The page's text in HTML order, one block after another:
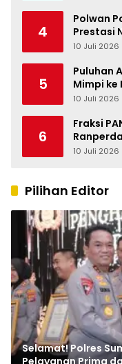
4
Polwan
Prestasi
10 Juli 2026
5
Puluhan
Mimpi ke
Indonesia
10 Juli 2026
6
Fraksi
2025,
10 Juli 2026
Pilihan Editor
Selamat! Polres